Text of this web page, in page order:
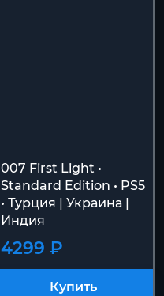
007 First Light •
Standard Edition • PS5
• Турция | Украина |
Индия
4299 ₽
Купить